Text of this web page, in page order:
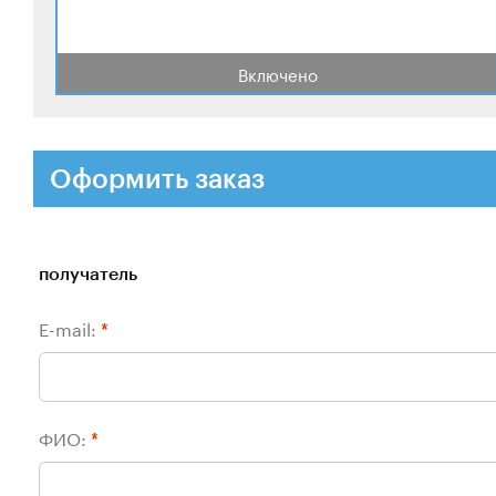
Включено
Оформить заказ
получатель
E-mail: *
ФИО: *